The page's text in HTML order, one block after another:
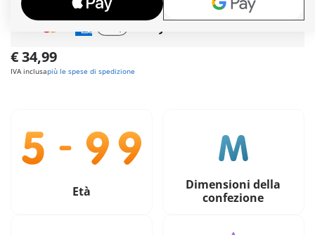
Pagamento sicuro
e flessibile
€ 34,99
IVA inclusapiù le spese di spedizione
Età
Dimensioni della
confezione